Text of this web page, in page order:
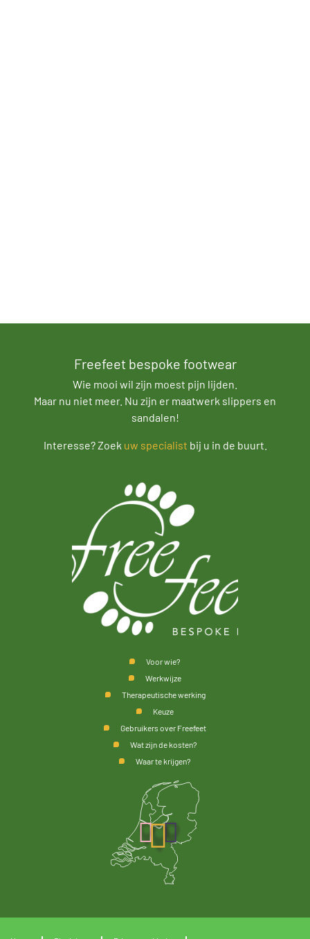
Freefeet bespoke footwear
Wie mooi wil zijn moest pijn lijden.
Maar nu niet meer. Nu zijn er maatwerk slippers en
sandalen!
Interesse? Zoek uw specialist bij u in de buurt.
Voor wie?
Werkwijze
Therapeutische werking
Keuze
Gebruikers over Freefeet
Wat zijn de kosten?
Waar te krijgen?